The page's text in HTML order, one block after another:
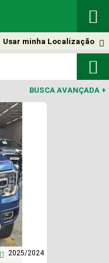


Usar minha Localização

BUSCA AVANÇADA +
2025/2024
